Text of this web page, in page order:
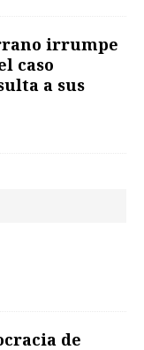
irrumpe
caso
a sus
de